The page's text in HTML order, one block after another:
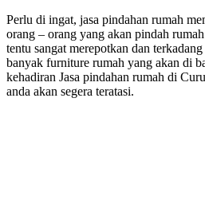
Perlu di ingat, jasa pindahan rumah
orang – orang yang akan pindah
tentu sangat merepotkan dan
banyak furniture rumah yang akan di
kehadiran Jasa pindahan rumah di
anda akan segera teratasi.